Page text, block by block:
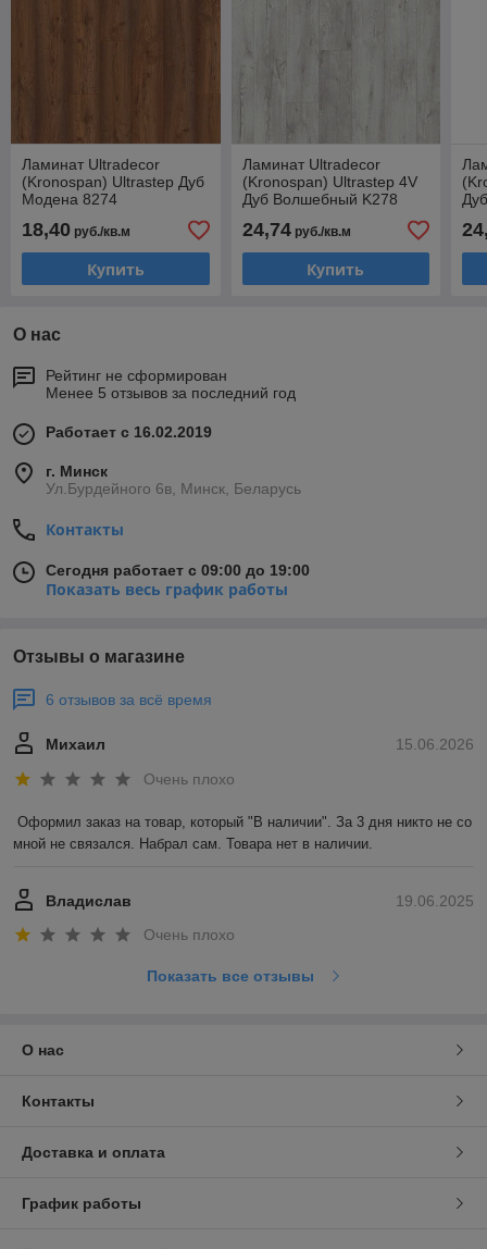
Ламинат Ultradecor
(Kronospan) Ultrastep Дуб
Модена 8274
18,40 руб./кв.м
Купить
Ламинат Ultradecor
(Kronospan) Ultrastep 4V
Дуб Волшебный K278
24,74руб./кв.м
Купить
О нас
Рейтинг не сформирован
Менее 5 отзывов за последний год
Работает с 16.02.2019
г. Минск
Ул.Бурдейного 6в, Минск, Беларусь
Контакты
Сегодня работает с 09:00 до 19:00
Показать весь график работы
Отзывы о магазине
6 отзывов за всё время
15.06.2026
Михаил
Очень плохо
Оформил заказ на товар, который "В наличии". За 3 дня никто не со
мной не связался. Набрал сам. Товара нет в наличии.
19.06.2025
Владислав
Очень плохо
Показать все отзывы
О нас
Контакты
Доставка и оплата
График работы